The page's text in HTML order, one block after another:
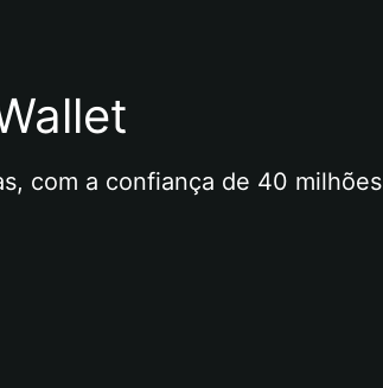
com a confiança de 40 milhões